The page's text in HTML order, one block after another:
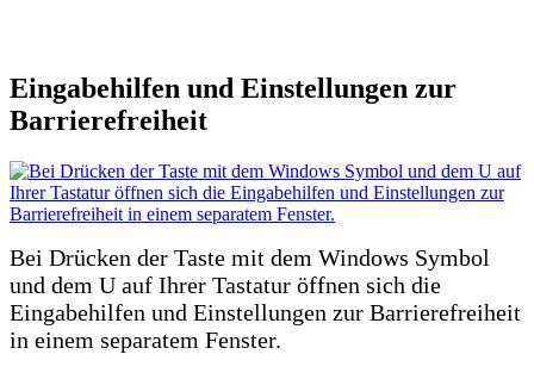
Eingabehilfen und Einstellungen zur
Barrierefreiheit
Bei Drücken der Taste mit dem Windows Symbol
und dem U auf Ihrer Tastatur öffnen sich die
Eingabehilfen und Einstellungen zur Barrierefreiheit
in einem separatem Fenster.